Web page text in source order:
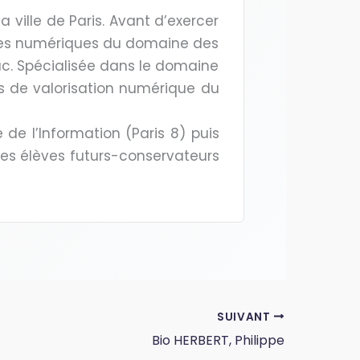
de Paris. Avant d’exercer
numériques du domaine des
Spécialisée dans le domaine
de valorisation numérique du
l’In­formation (Paris 8) puis
élèves futurs-conservateurs
SUIVANT
Bio HERBERT, Philippe